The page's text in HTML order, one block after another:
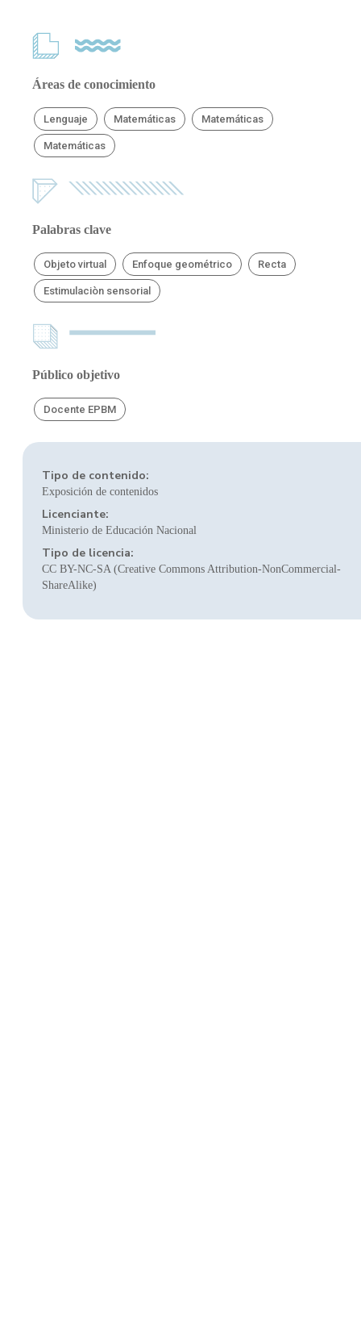
Áreas de conocimiento
Lenguaje Matemáticas Matemáticas
Matemáticas
Palabras clave
Objeto virtual Enfoque geométrico Recta
Estimulaciòn sensorial
Público objetivo
Docente EPBM
Tipo de contenido:
Exposición de contenidos
Licenciante:
Ministerio de Educación Nacional
Tipo de licencia:
CC BY-NC-SA (Creative Commons Attribution-NonCommercial-
ShareAlike)